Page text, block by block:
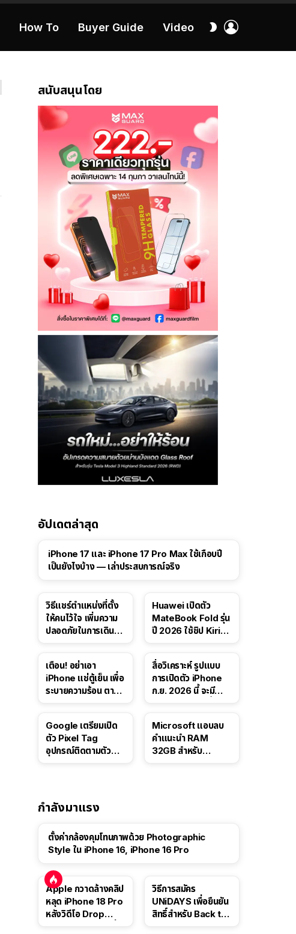
How To Buyer Guide Video
สลับ
สนับสนุนโดย
อัปเดตล่าสุด
41:47
iPhone 17 และ iPhone 17 Pro Max ใช้เกือบปี
เป็นยังไงบ้าง — เล่าประสบการณ์จริง
วิธีแชร์ตำแหน่งที่ตั้ง
ให้คนไว้ใจ เพิ่มความ
ปลอดภัยในการเดิน
Huawei เปิดตัว
MateBook Fold รุ่น
ปี 2026 ใช้ชิป Kirin
เตือน! อย่าเอา
iPhone แช่ตู้เย็น เพื่อ
ระบายความร้อน ตาม
สื่อวิเคราะห์ รูปแบบ
การเปิดตัว iPhone
ก.ย. 2026 นี้ จะมี
Google เตรียมเปิด
ตัว Pixel Tag
อุปกรณ์ติดตามตัว
Microsoft แอบลบ
คำแนะนำ RAM
32GB สำหรับ
กำลังมาแรง
ตั้งค่ากล้องคุมโทนภาพด้วย Photographic
Style ใน iPhone 16, iPhone 16 Pro
Apple กวาดล้างคลิป
หลุด iPhone 18 Pro
หลังวิดีโอ Drop
วิธีการสมัคร
UNiDAYS เพื่อยืนยัน
สิทธิ์สำหรับ Back to